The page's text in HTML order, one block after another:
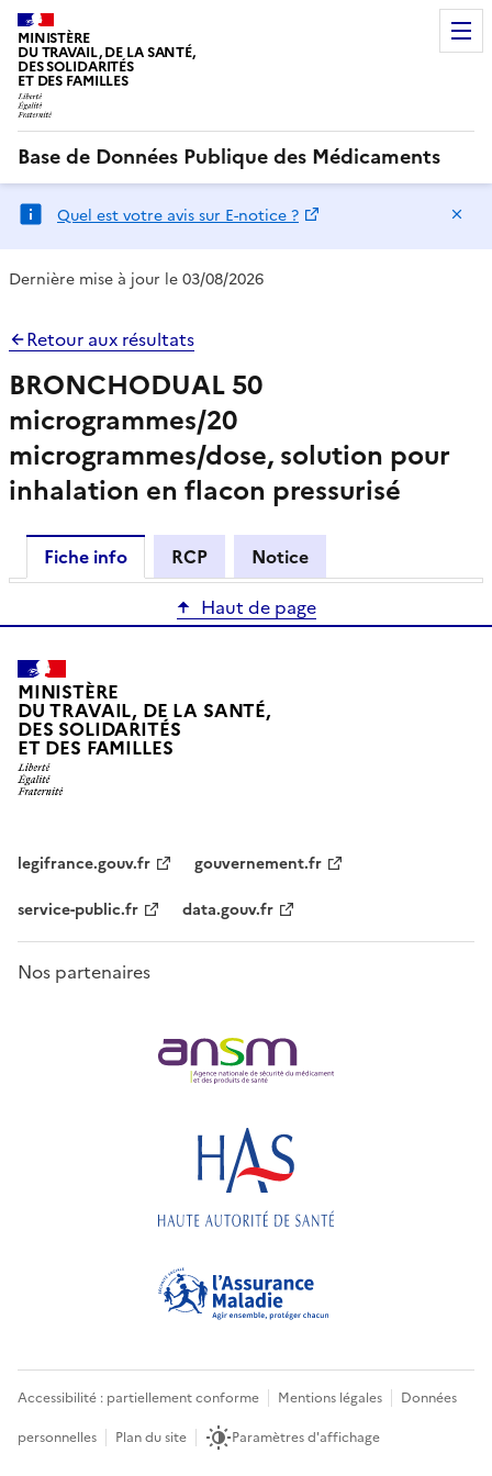
MINISTÈRE
DU TRAVAIL, DE LA SANTÉ,
DES SOLIDARITÉS
ET DES FAMILLES
Base de Données Publique des Médicaments
Quel est votre avis sur E-notice ?
Dernière mise à jour le 03/08/2026
Retour aux résultats
BRONCHODUAL 50
microgrammes/20
microgrammes/dose, solution pour
inhalation en flacon pressurisé
Fiche info RCP
Notice
Haut de page
MINISTÈRE
DU TRAVAIL, DE LA SANTÉ,
DES SOLIDARITÉS
ET DES FAMILLES
legifrance.gouv.fr
gouvernement.fr
service-public.fr
data.gouv.fr
Nos partenaires
Accessibilité : partiellement conforme Mentions légales
Données
personnelles
Plan du site Paramètres d'affichage